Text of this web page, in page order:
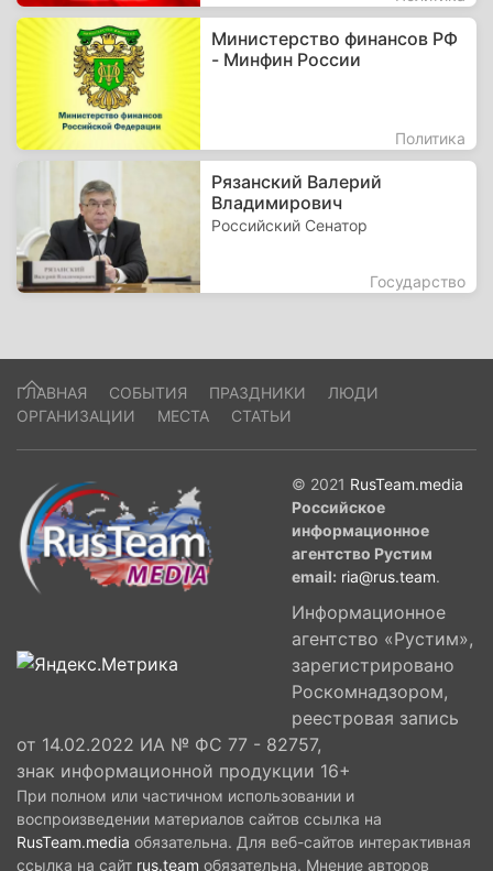
Министерство финансов РФ
- Минфин России
Политика
Рязанский Валерий
Владимирович
Российский Сенатор
Государство
ГЛАВНАЯ СОБЫТИЯ ПРАЗДНИКИ
ЛЮДИ
ОРГАНИЗАЦИИ
МЕСТА СТАТЬИ
© 2021 RusTeam.media
Российское
информационное
агентство Рустим
email: ria@rus.team.
Информационное
агентство «Рустим»,
зарегистрировано
Роскомнадзором,
реестровая запись
от 14.02.2022 ИА № ФС 77 - 82757,
знак информационной продукции 16+
При полном или частичном использовании и
воспроизведении материалов сайтов ссылка на
RusTeam.media обязательна. Для веб-сайтов интерактивная
ссылка на сайт rus.team обязательна. Мнение авторов